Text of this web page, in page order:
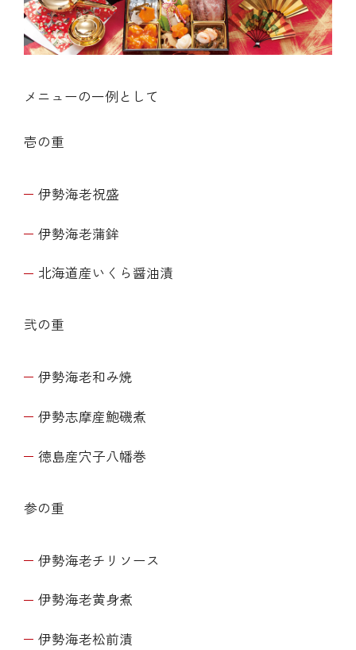
メニューの一例として
壱の重
伊勢海老祝盛
伊勢海老蒲鉾
北海道産いくら醤油漬
弐の重
伊勢海老和み焼
伊勢志摩産鮑磯煮
徳島産穴子八幡巻
参の重
伊勢海老チリソース
伊勢海老黄身煮
伊勢海老松前漬